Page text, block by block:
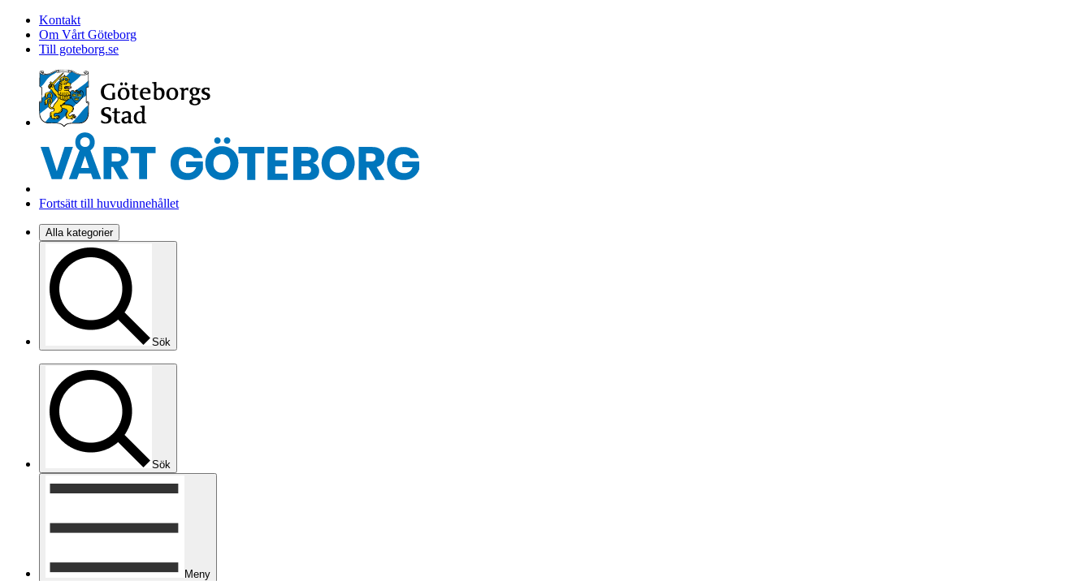
Kontakt
Om Vårt Göteborg
Till goteborg.se
Fortsätt till huvudinnehållet
Alla kategorier
Sök
Sök
Meny